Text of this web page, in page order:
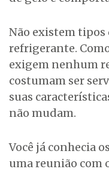
Não existem tipos
refrigerante.
exigem nenhum
costumam ser
suas
não mudam.
Você já conhecia
uma reunião com